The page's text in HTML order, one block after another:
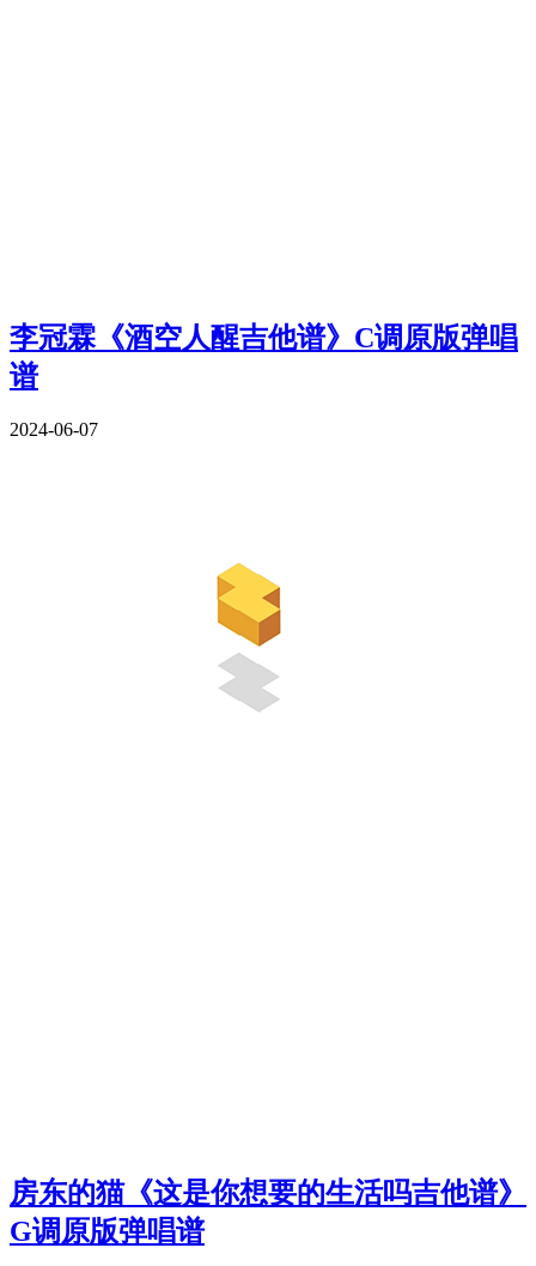
李冠霖《酒空人醒吉他谱》C调原版弹唱
谱
2024-06-07
房东的猫《这是你想要的生活吗吉他谱》
G调原版弹唱谱